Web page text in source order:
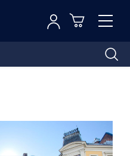
Toggle
Logg inn